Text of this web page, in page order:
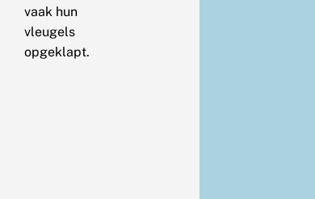
vaak hun
vleugels
opgeklapt.